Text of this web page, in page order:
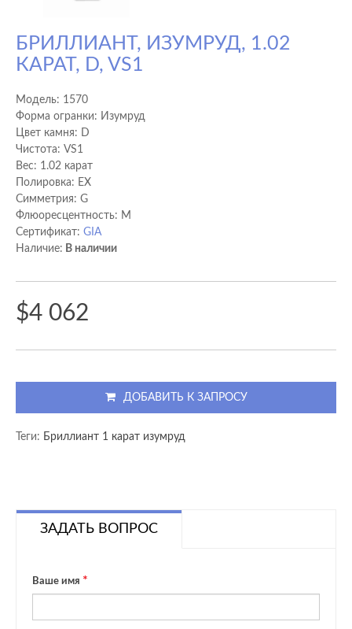
БРИЛЛИАНТ, ИЗУМРУД, 1.02
КАРАТ, D, VS1
Модель: 1570
Форма огранки: Изумруд
Цвет камня: D
Чистота: VS1
Вес: 1.02 карат
Полировка: EX
Cимметрия: G
Флюоресцентность: M
Сертификат: GIA
Наличие: В наличии
$4 062
ДОБАВИТЬ К ЗАПРОСУ
Теги: Бриллиант 1 карат изумруд
ЗАДАТЬ ВОПРОС
Ваше имя